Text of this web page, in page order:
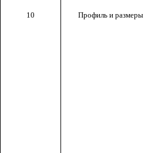
10 Профиль и размеры